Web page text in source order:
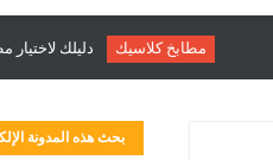
دليلك لاختيار مطابخ كلاسيك من
بحث هذه المدونة